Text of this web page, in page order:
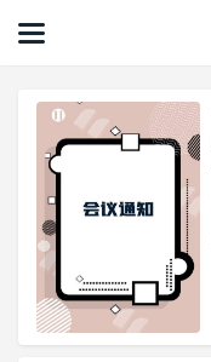
首页
文章
课程&活动
资料库
服务商